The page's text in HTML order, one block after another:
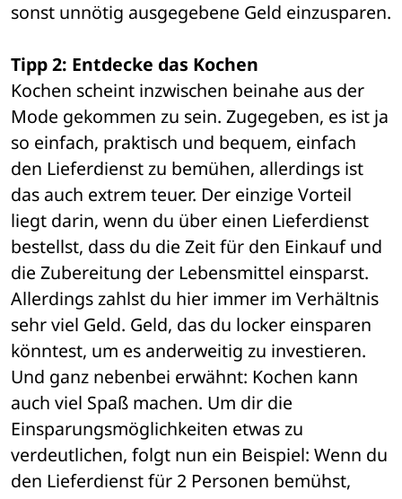
Tipp 2: Entdecke das Kochen
Kochen scheint inzwischen beinahe aus der
Mode gekommen zu sein. Zugegeben, es ist ja
so einfach, praktisch und bequem, einfach
den Lieferdienst zu bemühen, allerdings ist
das auch extrem teuer. Der einzige Vorteil
liegt darin, wenn du über einen Lieferdienst
bestellst, dass du die Zeit für den Einkauf und
die Zubereitung der Lebensmittel einsparst.
Allerdings zahlst du hier immer im Verhältnis
sehr viel Geld. Geld, das du locker einsparen
könntest, um es anderweitig zu investieren.
Und ganz nebenbei erwähnt: Kochen kann
auch viel Spaß machen. Um dir die
Einsparungsmöglichkeiten etwas zu
verdeutlichen, folgt nun ein Beispiel: Wenn du
den Lieferdienst für 2 Personen bemühst,